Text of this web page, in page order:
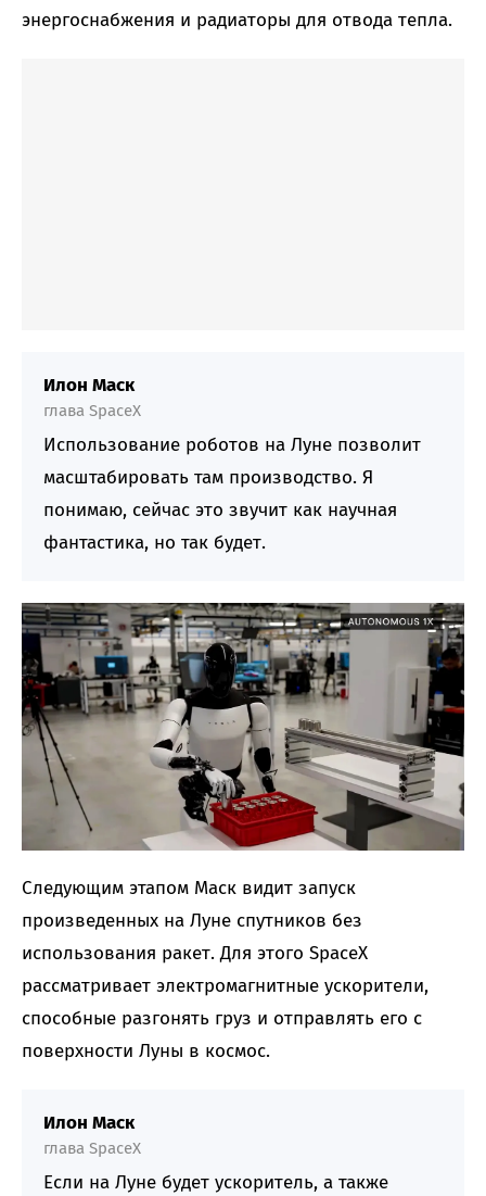
энергоснабжения и радиаторы для отвода тепла.
Илон Маск
глава SpaceX
Использование роботов на Луне позволит
масштабировать там производство. Я
понимаю, сейчас это звучит как научная
фантастика, но так будет.
Следующим этапом Маск видит запуск
произведенных на Луне спутников без
использования ракет. Для этого SpaceX
рассматривает электромагнитные ускорители,
способные разгонять груз и отправлять его с
поверхности Луны в космос.
Илон Маск
глава SpaceX
Если на Луне будет ускоритель, а также